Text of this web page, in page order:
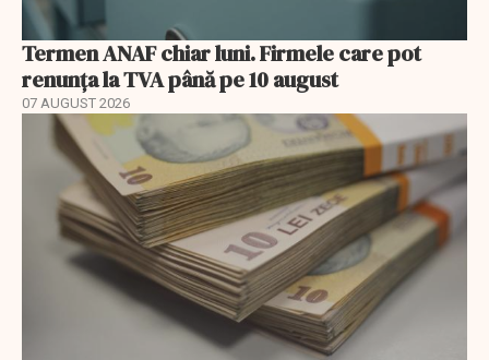
Termen ANAF chiar luni. Firmele care pot
renunța la TVA până pe 10 august
07 AUGUST 2026